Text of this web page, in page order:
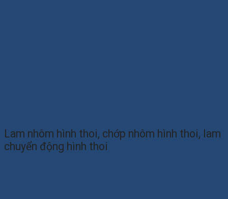
Lam nhôm hình thoi, chớp nhôm hình thoi, lam
chuyển động hình thoi